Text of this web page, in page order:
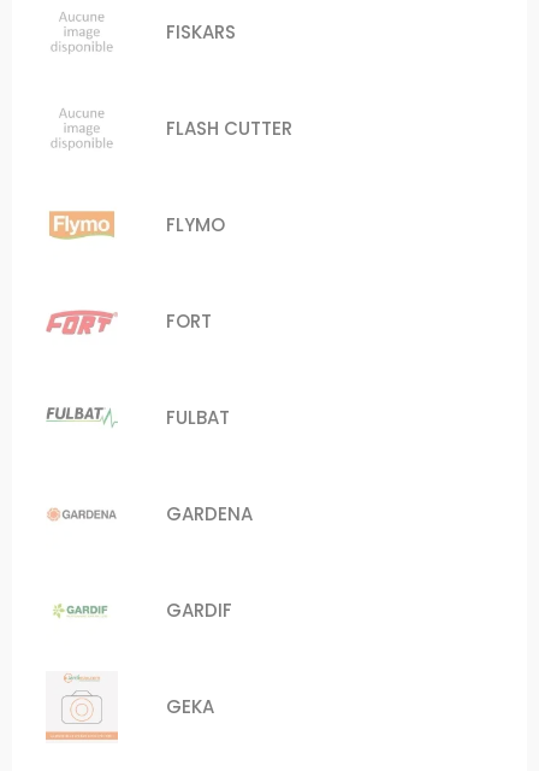
FISKARS
FLASH CUTTER
FLYMO
FORT
FULBAT
GARDENA
GARDIF
GEKA